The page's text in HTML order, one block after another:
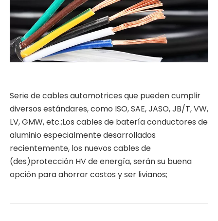
Serie de cables automotrices que pueden cumplir
diversos estándares, como ISO, SAE, JASO, JB/T, VW,
LV, GMW, etc.;Los cables de batería conductores de
aluminio especialmente desarrollados
recientemente, los nuevos cables de
(des)protección HV de energía, serán su buena
opción para ahorrar costos y ser livianos;